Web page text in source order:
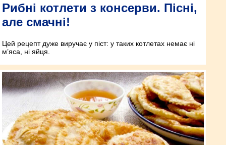
Рибні котлети з консерви. Пісні,
але смачні!
Цей рецепт дуже виручає у піст: у таких котлетах немає ні
м’яса, ні яйця.